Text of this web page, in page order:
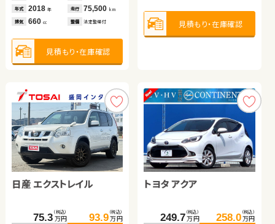
年式 2018 年 走行 75,500 km
排気 660 cc 整備 法定整備付
見積もり・在庫確認
見積もり・在庫確認
日産 エクストレイル
75.3 （税込）
万円
93.9 （税込）
万円
トヨタ アクア
249.7 （税込）
万円
258.0 （税込）
万円
年式 2020 年 走行 41,100 km
排気 1,500 整備 法定整備付
見積もり・在庫確認
諸費用： 万円（税込）
保証 なし 住所 愛知県
年式 2016年 走行 105,600km
スズキ スイフト スズキ ワゴンＲ
見積もり・在庫確認 見積もり・在庫確認
日産 セレナ
328.0 （税込）
万円
338.5 （税込）
万円
ダイハツ タント
11.6（税込）
万円
諸費用：8.2 万円（税込）